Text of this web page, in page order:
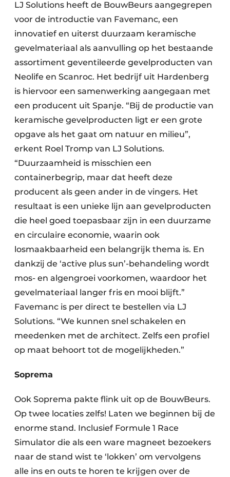
LJ Solutions heeft de BouwBeurs aangegrepen
voor de introductie van Favemanc, een
innovatief en uiterst duurzaam keramische
gevelmateriaal als aanvulling op het bestaande
assortiment geventileerde gevelproducten van
Neolife en Scanroc. Het bedrijf uit Hardenberg
is hiervoor een samenwerking aangegaan met
een producent uit Spanje. “Bij de productie van
keramische gevelproducten ligt er een grote
opgave als het gaat om natuur en milieu”,
erkent Roel Tromp van LJ Solutions.
“Duurzaamheid is misschien een
containerbegrip, maar dat heeft deze
producent als geen ander in de vingers. Het
resultaat is een unieke lijn aan gevelproducten
die heel goed toepasbaar zijn in een duurzame
en circulaire economie, waarin ook
losmaakbaarheid een belangrijk thema is. En
dankzij de ‘active plus sun’-behandeling wordt
mos- en algengroei voorkomen, waardoor het
gevelmateriaal langer fris en mooi blijft.”
Favemanc is per direct te bestellen via LJ
Solutions. “We kunnen snel schakelen en
meedenken met de architect. Zelfs een profiel
op maat behoort tot de mogelijkheden.”
Soprema
Ook Soprema pakte flink uit op de BouwBeurs.
Op twee locaties zelfs! Laten we beginnen bij de
enorme stand. Inclusief Formule 1 Race
Simulator die als een ware magneet bezoekers
naar de stand wist te ‘lokken’ om vervolgens
alle ins en outs te horen te krijgen over de